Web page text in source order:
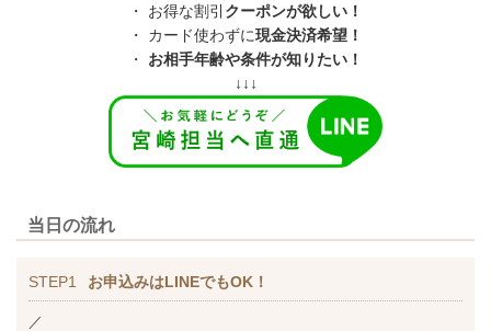
・ お得な割引 クーポンが欲しい！
・ カード使わずに現金決済希望！
・
お相手年齢や条件が知りたい！
↓↓↓
当日の流れ
STEP1 お申込みはLINEでもOK！
／